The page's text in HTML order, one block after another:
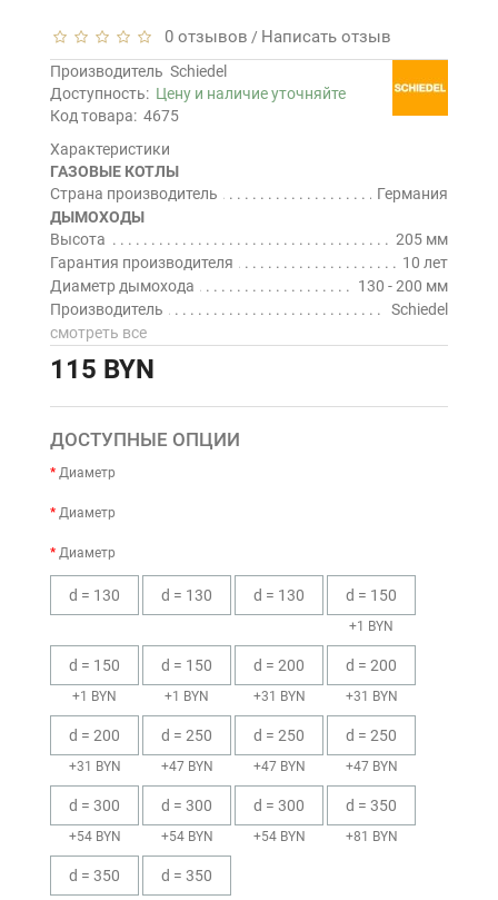
0 отзывов / Написать отзыв
Производитель Schiedel
Доступность: Цену и наличие уточняйте
Код товара: 4675
Характеристики
ГАЗОВЫЕ КОТЛЫ
Страна производитель
Германия
ДЫМОХОДЫ
Высота
205 мм
Гарантия производителя
10 лет
Диаметр дымохода
130 - 200 мм
Производитель
Schiedel
смотреть все
115 BYN
ДОСТУПНЫЕ ОПЦИИ
Диаметр
Диаметр
Диаметр
d = 130 d = 130 d = 130 d = 150
+1 BYN
d = 150
+1 BYN
d = 150
+1 BYN
d = 200
+31 BYN
d = 200
+31 BYN
d = 200
+31 BYN
d = 250
+47 BYN
d = 250
+47 BYN
d = 250
+47 BYN
d = 300
+54 BYN
d = 300
+54 BYN
d = 300
+54 BYN
d = 350
+81 BYN
d = 350 d = 350